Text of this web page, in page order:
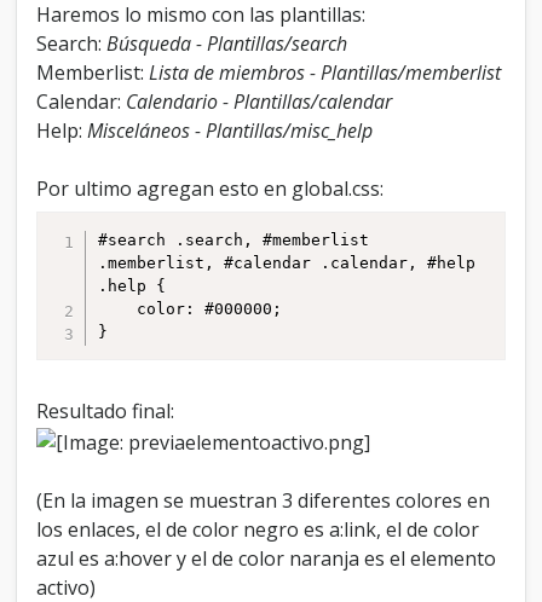
Haremos lo mismo con las plantillas:
Search:Búsqueda - Plantillas/search
Memberlist:Lista de miembros - Plantillas/memberlist
Calendar: Calendario - Plantillas/calendar
Help:Misceláneos - Plantillas/misc_help
Por ultimo agregan esto en global.css:
#search .search, #memberlist
.memberlist, #calendar .calendar, #help
.help {
}
Resultado final:
(En la imagen se muestran 3 diferentes colores en
los enlaces, el de color negro es a:link, el de color
azul es a:hover y el de color naranja es el elemento
activo)